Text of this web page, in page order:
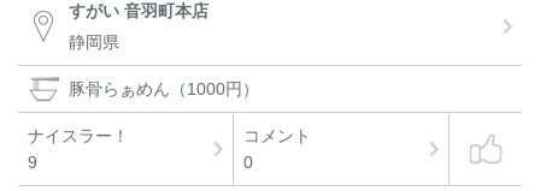
すがい 音羽町本店
静岡県
豚骨らぁめん（1000円）
ナイスラー！
9
コメント
0